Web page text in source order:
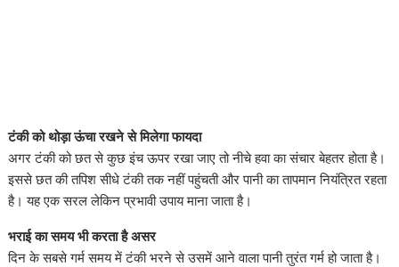
टंकी को थोड़ा ऊंचा रखने से मिलेगा फायदा
अगर टंकी को छत से कुछ इंच ऊपर रखा जाए तो नीचे हवा का संचार बेहतर होता है।
इससे छत की तपिश सीधे टंकी तक नहीं पहुंचती और पानी का तापमान नियंत्रित रहता
है। यह एक सरल लेकिन प्रभावी उपाय माना जाता है।
भराई का समय भी करता है असर
दिन के सबसे गर्म समय में टंकी भरने से उसमें आने वाला पानी तुरंत गर्म हो जाता है।